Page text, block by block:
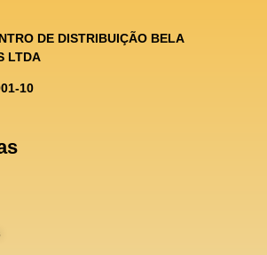
DE DISTRIBUIÇÃO BELA
LTDA
10